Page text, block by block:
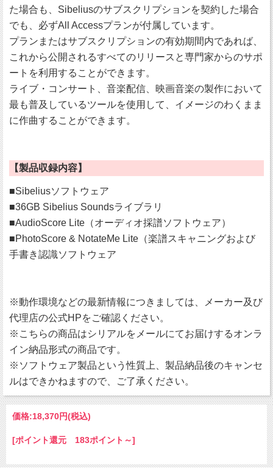
た場合も、Sibeliusのサブスクリプションを契約した場合
でも、必ずAll Accessプランが付属しています。
プランまたはサブスクリプションの有効期間内であれば、
これから公開されるすべてのリリースと専門家からのサポ
ートを利用することができます。
ライブ・コンサート、音楽配信、映画音楽の製作において
最も普及しているツールを使用して、イメージのわくまま
に作曲することができます。
【製品収録内容】
■Sibeliusソフトウェア
■36GB Sibelius Soundsライブラリ
■AudioScore Lite（オーディオ採譜ソフトウェア）
■PhotoScore & NotateMe Lite（楽譜スキャニングおよび
手書き認識ソフトウェア
※動作環境などの最新情報につきましては、メーカー及び
代理店の公式HPをご確認ください。
※こちらの商品はシリアルをメールにてお届けするオンラ
イン納品形式の商品です。
※ソフトウェア製品という性質上、製品納品後のキャンセ
ルはできかねますので、ご了承ください。
価格:18,370円(税込)
[ポイント還元 183ポイント～]